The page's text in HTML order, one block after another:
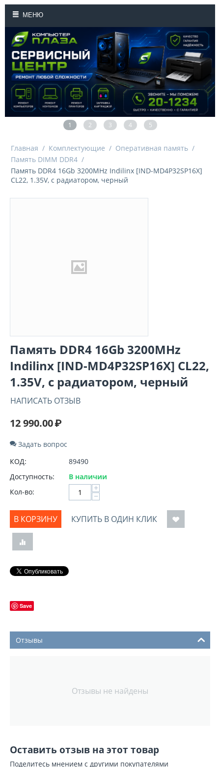
МЕНЮ
1 2 3 4 5
Главная / Комплектующие / Оперативная память /
Память DIMM DDR4 /
Память DDR4 16Gb 3200MHz Indilinx [IND-MD4P32SP16X]
CL22, 1.35V, с радиатором, черный
Память DDR4 16Gb 3200MHz
Indilinx [IND-MD4P32SP16X] CL22,
1.35V, с радиатором, черный
НАПИСАТЬ ОТЗЫВ
12 990.00₽
Задать вопрос
КОД:
89490
Доступность:
В наличии
Кол-во:
+
−
В КОРЗИНУ КУПИТЬ В ОДИН КЛИК
Save
Отзывы
Отзывы не найдены
Оставить отзыв на этот товар
Поделитесь мнением с другими покупателями